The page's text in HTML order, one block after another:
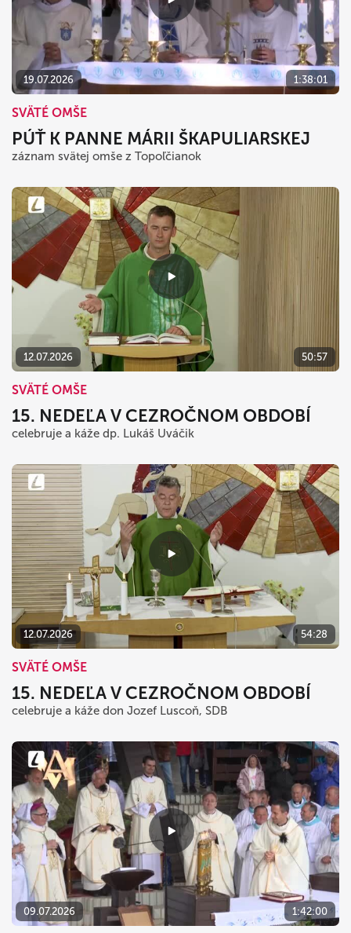
19.07.2026 1:38:01
SVÄTÉ OMŠE
PÚŤ K PANNE MÁRII ŠKAPULIARSKEJ
záznam svätej omše z Topoľčianok
12.07.2026 50:57
SVÄTÉ OMŠE
15. NEDEĽA V CEZROČNOM OBDOBÍ
celebruje a káže dp. Lukáš Uváčik
12.07.2026 54:28
SVÄTÉ OMŠE
15. NEDEĽA V CEZROČNOM OBDOBÍ
celebruje a káže don Jozef Luscoň, SDB
09.07.2026 1:42:00